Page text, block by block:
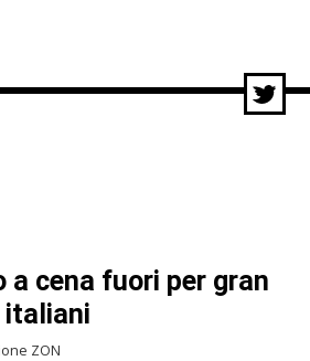
a cena fuori per gran
italiani
ZON